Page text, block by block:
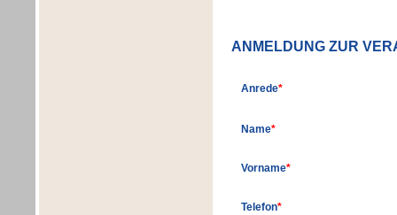
ANMELDUNG ZUR
Anrede*
Name*
Vorname*
Telefon*